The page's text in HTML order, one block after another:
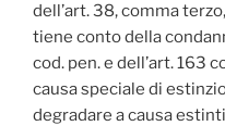
dell’art. 38, comma
tiene conto della
cod. pen. e dell’art. 163
causa speciale di
degradare a causa